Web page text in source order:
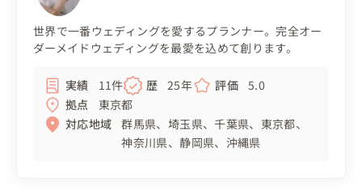
世界で一番ウェディングを愛するプランナー。完全オー
ダーメイドウェディングを最愛を込めて創ります。
実績 11件 歴 25年 評価
5.0
拠点
東京都
対応地域
群馬県 埼玉県 千葉県
東京都
神奈川県
静岡県 沖縄県